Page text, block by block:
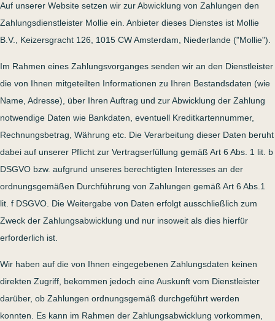
Auf unserer Website setzen wir zur Abwicklung von Zahlungen den
Zahlungsdienstleister Mollie ein. Anbieter dieses Dienstes ist Mollie
B.V., Keizersgracht 126, 1015 CW Amsterdam, Niederlande ("Mollie").
Im Rahmen eines Zahlungsvorganges senden wir an den Dienstleister
die von Ihnen mitgeteilten Informationen zu Ihren Bestandsdaten (wie
Name, Adresse), über Ihren Auftrag und zur Abwicklung der Zahlung
notwendige Daten wie Bankdaten, eventuell Kreditkartennummer,
Rechnungsbetrag, Währung etc. Die Verarbeitung dieser Daten beruht
dabei auf unserer Pflicht zur Vertragserfüllung gemäß Art 6 Abs. 1 lit. b
DSGVO bzw. aufgrund unseres berechtigten Interesses an der
ordnungsgemäßen Durchführung von Zahlungen gemäß Art 6 Abs.1
lit. f DSGVO. Die Weitergabe von Daten erfolgt ausschließlich zum
Zweck der Zahlungsabwicklung und nur insoweit als dies hierfür
erforderlich ist.
Wir haben auf die von Ihnen eingegebenen Zahlungsdaten keinen
direkten Zugriff, bekommen jedoch eine Auskunft vom Dienstleister
darüber, ob Zahlungen ordnungsgemäß durchgeführt werden
konnten. Es kann im Rahmen der Zahlungsabwicklung vorkommen,